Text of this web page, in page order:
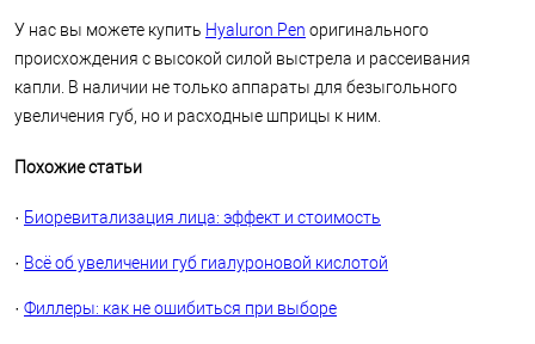
У нас вы можете купить Hyaluron Pen оригинального
происхождения с высокой силой выстрела и рассеивания
капли. В наличии не только аппараты для безыгольного
увеличения губ, но и расходные шприцы к ним.
Похожие статьи
· Биоревитализация лица: эффект и стоимость
· Всё об увеличении губ гиалуроновой кислотой
· Филлеры: как не ошибиться при выборе